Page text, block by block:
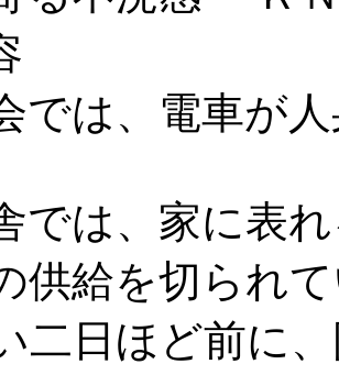
は、電車が人
は、家に表れ
供給を切られ
日ほど前に、